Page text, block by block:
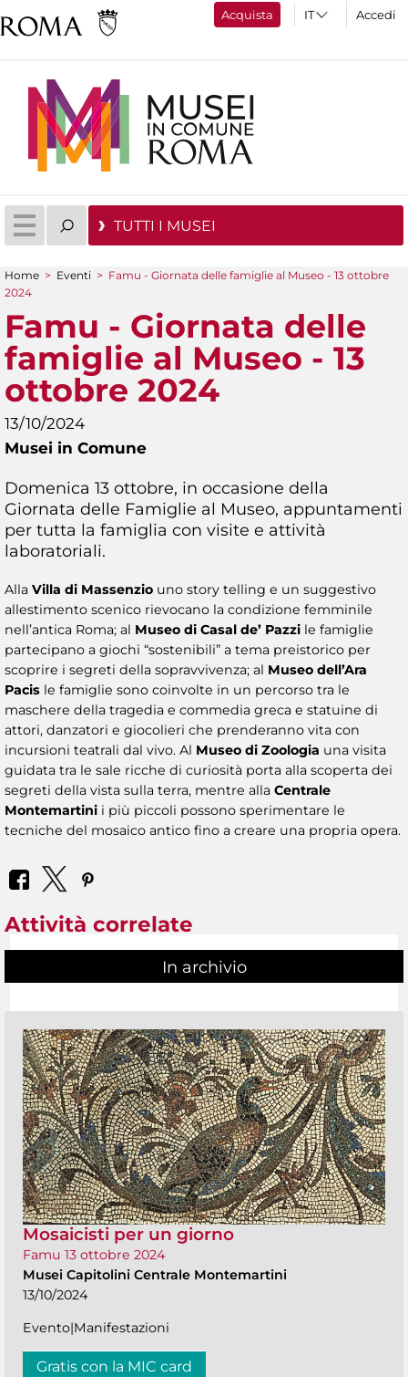
Acquista Accedi
TUTTI I MUSEI
Tu sei qui
Home > Eventi > Famu - Giornata delle famiglie al Museo - 13 ottobre
2024
Famu - Giornata delle
famiglie al Museo - 13
ottobre 2024
13/10/2024
Musei in Comune
Domenica 13 ottobre, in occasione della
Giornata delle Famiglie al Museo, appuntamenti
per tutta la famiglia con visite e attività
laboratoriali.
Alla Villa di Massenzio uno story telling e un suggestivo
allestimento scenico rievocano la condizione femminile
nell’antica Roma; al Museo di Casal de’ Pazzi le famiglie
partecipano a giochi “sostenibili” a tema preistorico per
scoprire i segreti della sopravvivenza; al Museo dell’Ara
Pacis le famiglie sono coinvolte in un percorso tra le
maschere della tragedia e commedia greca e statuine di
attori, danzatori e giocolieri che prenderanno vita con
incursioni teatrali dal vivo. Al Museo di Zoologia una visita
guidata tra le sale ricche di curiosità porta alla scoperta dei
segreti della vista sulla terra, mentre alla Centrale
Montemartini i più piccoli possono sperimentare le
tecniche del mosaico antico fino a creare una propria opera.
Attività correlate
In archivio
Mosaicisti per un giorno
Famu 13 ottobre 2024
Musei Capitolini Centrale Montemartini
13/10/2024
Evento|Manifestazioni
Gratis con la MIC card